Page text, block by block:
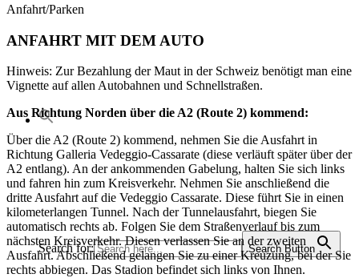
Search for: Search Button
Anfahrt/Parken
ANFAHRT MIT DEM AUTO
Hinweis: Zur Bezahlung der Maut in der Schweiz benötigt man eine
Vignette auf allen Autobahnen und Schnellstraßen.
Aus Richtung Norden über die A2 (Route 2) kommend:
Über die A2 (Route 2) kommend, nehmen Sie die Ausfahrt in
Richtung Galleria Vedeggio-Cassarate (diese verläuft später über der
A2 entlang). An der ankommenden Gabelung, halten Sie sich links
und fahren hin zum Kreisverkehr. Nehmen Sie anschließend die
dritte Ausfahrt auf die Vedeggio Cassarate. Diese führt Sie in einen
kilometerlangen Tunnel. Nach der Tunnelausfahrt, biegen Sie
automatisch rechts ab. Folgen Sie dem Straßenverlauf bis zum
nächsten Kreisverkehr. Diesen verlassen Sie an der zweiten
Ausfahrt. Abschließend gelangen Sie zu einer Kreuzung, bei der Sie
rechts abbiegen. Das Stadion befindet sich links von Ihnen.